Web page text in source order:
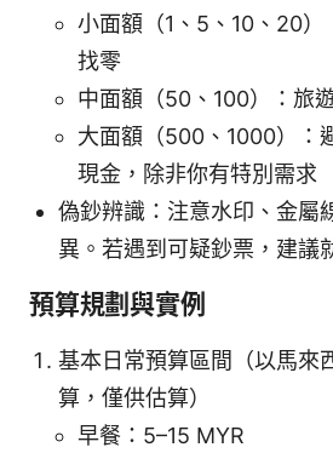
小面額（1、5、10、20）
找零
中面額（50、100）：旅
大面額（500、1000）：
現金，除非你有特別需求
偽鈔辨識：注意水印、金屬
異。若遇到可疑鈔票，建議
預算規劃與實例
基本日常預算區間（以馬來
算，僅供估算）
早餐：5–15 MYR